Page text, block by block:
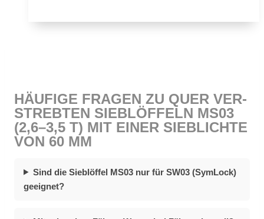
ni­
bag­
ger
|
|
HÄU­FI­GE FRA­GEN ZU QUER VER­
STREB­TEN SIEB­LÖF­FELN MS03
(2,6–3,5 T) MIT EI­NER SIEB­LICH­TE
VON 60 MM
Sind die Sieb­löf­fel MS03 nur für SW03 (Sym­Lock)
ge­eig­net?